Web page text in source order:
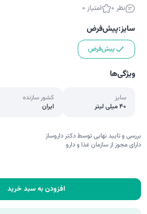
نظر 0 امتیاز 0
سایز:پیش‌فرض
پیش‌فرض
ویژگی‌ها
سایز
40 میلی لیتر
کشور سازنده
ایران
بررسی و تایید نهایی توسط دکتر داروساز
دارای مجوز از سازمان غذا و دارو
افزودن به سبد خرید